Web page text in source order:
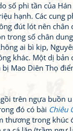
số phi tần của Hán
hạnh. Các cung
đút lót nên chân
trong số chân
ai bì kịp,
khác. Một dị bản
Mao Diên Thọ
trên ngựa buồn
đó có bài Chiêu
thương trong khúc